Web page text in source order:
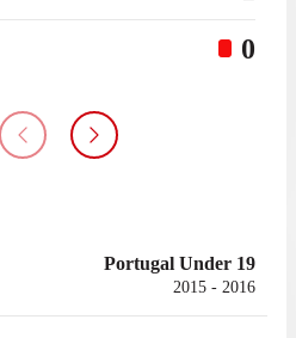
0
Portugal Under 19
2015 - 2016